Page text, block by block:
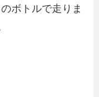
ボトルで走りま